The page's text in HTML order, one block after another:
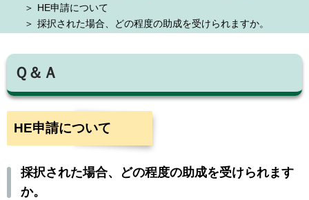
HE申請について
採択された場合、どの程度の助成を受けられますか。
Ｑ＆Ａ
HE申請について
採択された場合、どの程度の助成を受けられます
か。